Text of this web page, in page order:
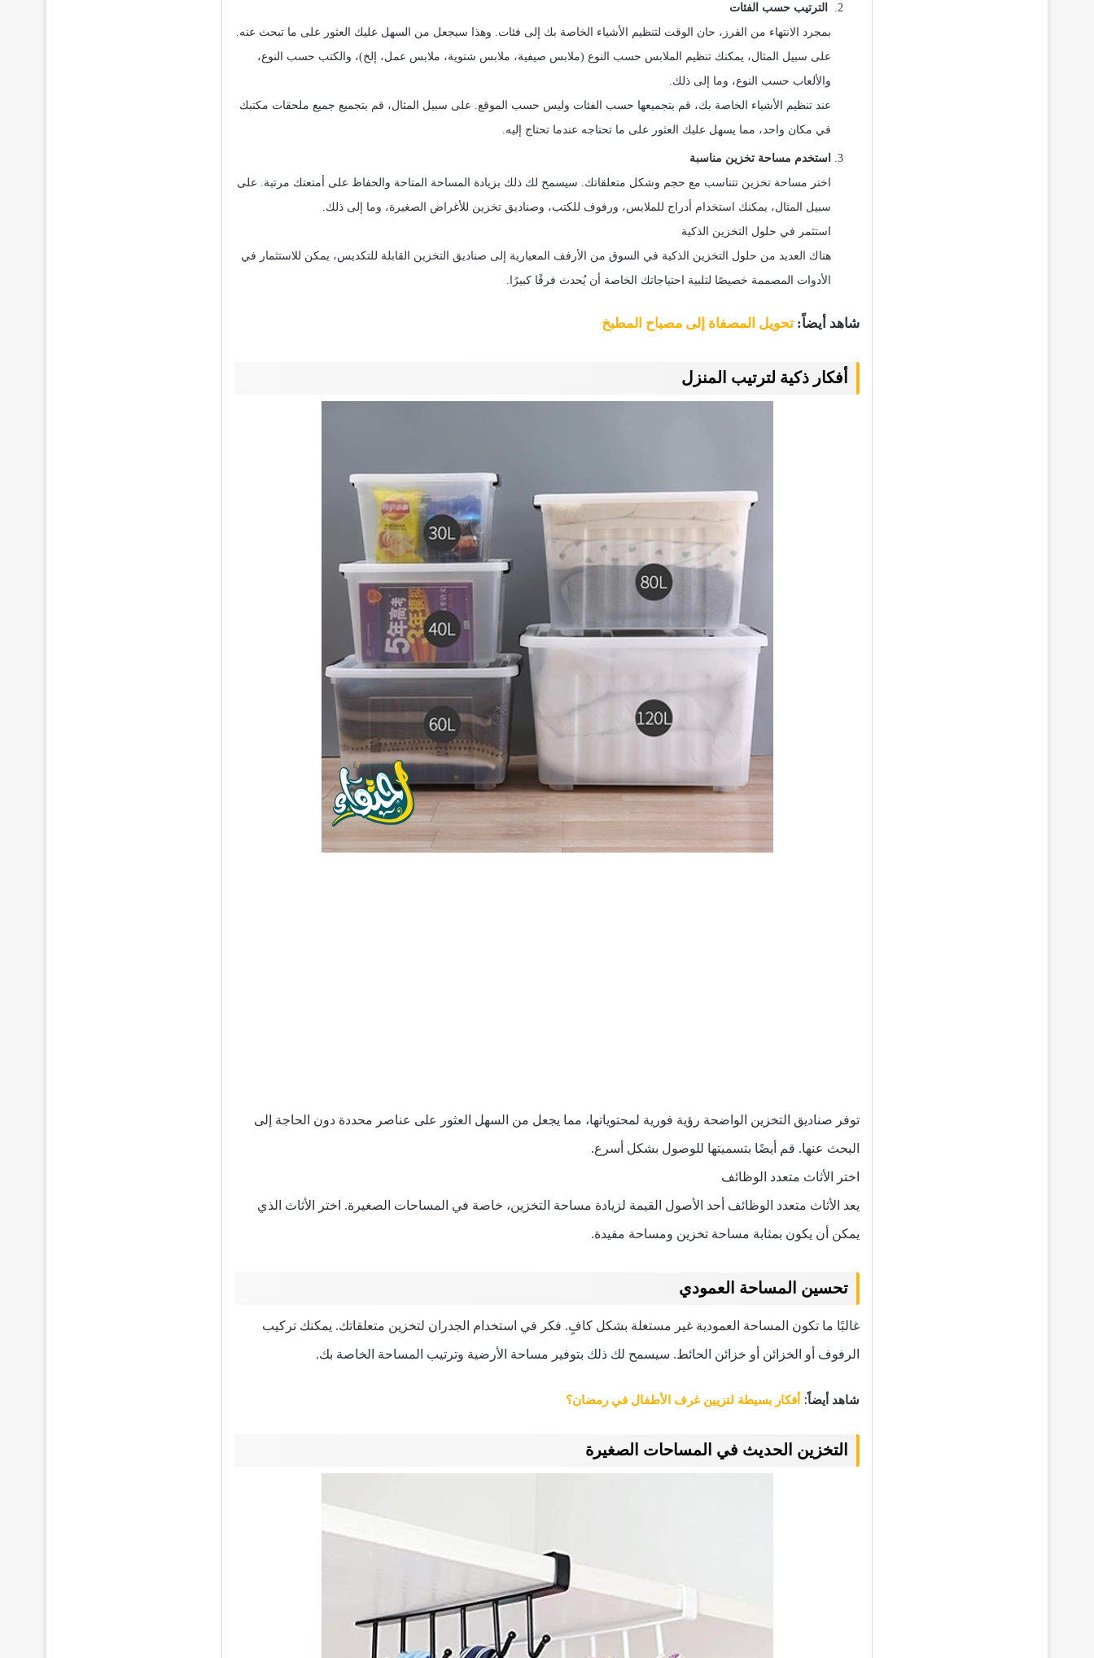
الترتيب حسب الفئات
بمجرد الانتهاء من الفرز، حان الوقت لتنظيم الأشياء الخاصة بك إلى فئات. وهذا سيجعل من السهل عليك العثور على ما تبحث عنه.
على سبيل المثال، يمكنك تنظيم الملابس حسب النوع (ملابس صيفية، ملابس شتوية، ملابس عمل، إلخ)، والكتب حسب النوع،
والألعاب حسب النوع، وما إلى ذلك.
عند تنظيم الأشياء الخاصة بك، قم بتجميعها حسب الفئات وليس حسب الموقع. على سبيل المثال، قم بتجميع جميع ملحقات مكتبك
في مكان واحد، مما يسهل عليك العثور على ما تحتاجه عندما تحتاج إليه.
استخدم مساحة تخزين مناسبة
اختر مساحة تخزين تتناسب مع حجم وشكل متعلقاتك. سيسمح لك ذلك بزيادة المساحة المتاحة والحفاظ على أمتعتك مرتبة. على
سبيل المثال، يمكنك استخدام أدراج للملابس، ورفوف للكتب، وصناديق تخزين للأغراض الصغيرة، وما إلى ذلك.
استثمر في حلول التخزين الذكية
هناك العديد من حلول التخزين الذكية في السوق من الأرفف المعيارية إلى صناديق التخزين القابلة للتكديس، يمكن للاستثمار في
الأدوات المصممة خصيصًا لتلبية احتياجاتك الخاصة أن يُحدث فرقًا كبيرًا.
شاهد أيضاً: تحويل المصفاة إلى مصباح المطبخ
أفكار ذكية لترتيب المنزل
توفر صناديق التخزين الواضحة رؤية فورية لمحتوياتها، مما يجعل من السهل العثور على عناصر محددة دون الحاجة إلى
البحث عنها. قم أيضًا بتسميتها للوصول بشكل أسرع.
اختر الأثاث متعدد الوظائف
يعد الأثاث متعدد الوظائف أحد الأصول القيمة لزيادة مساحة التخزين، خاصة في المساحات الصغيرة. اختر الأثاث الذي
يمكن أن يكون بمثابة مساحة تخزين ومساحة مفيدة.
تحسين المساحة العمودي
غالبًا ما تكون المساحة العمودية غير مستغلة بشكل كافٍ. فكر في استخدام الجدران لتخزين متعلقاتك. يمكنك تركيب
الرفوف أو الخزائن أو خزائن الحائط. سيسمح لك ذلك بتوفير مساحة الأرضية وترتيب المساحة الخاصة بك.
شاهد أيضاً: أفكار بسيطة لتزيين غرف الأطفال في رمضان؟
التخزين الحديث في المساحات الصغيرة